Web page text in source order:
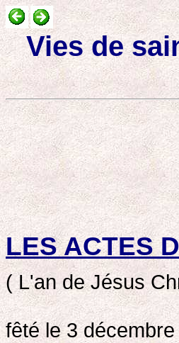
Vies de
LES ACTES
( L'an de Jésus
fêté le 3 décembre